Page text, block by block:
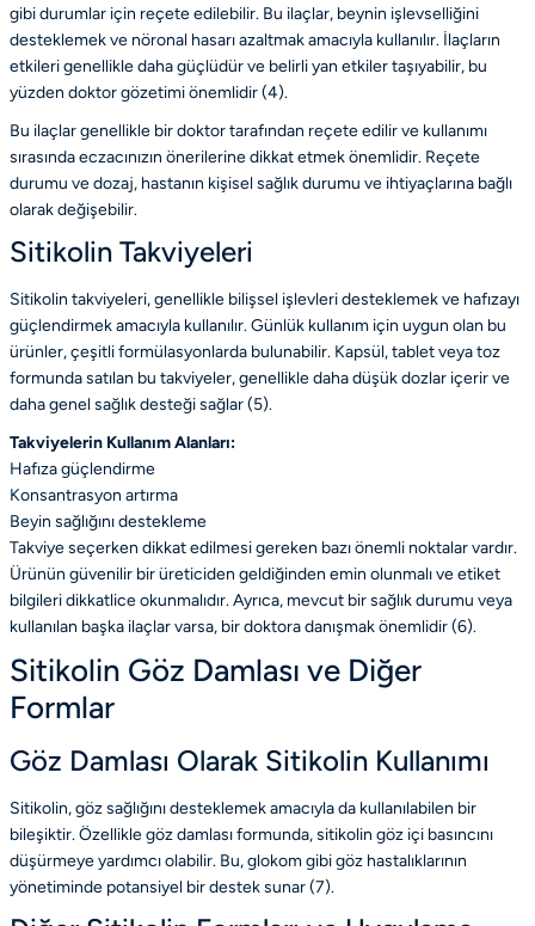
gibi durumlar için reçete edilebilir. Bu ilaçlar, beynin işlevselliğini
desteklemek ve nöronal hasarı azaltmak amacıyla kullanılır. İlaçların
etkileri genellikle daha güçlüdür ve belirli yan etkiler taşıyabilir, bu
yüzden doktor gözetimi önemlidir (4).
Bu ilaçlar genellikle bir doktor tarafından reçete edilir ve kullanımı
sırasında eczacınızın önerilerine dikkat etmek önemlidir. Reçete
durumu ve dozaj, hastanın kişisel sağlık durumu ve ihtiyaçlarına bağlı
olarak değişebilir.
Sitikolin Takviyeleri
Sitikolin takviyeleri, genellikle bilişsel işlevleri desteklemek ve hafızayı
güçlendirmek amacıyla kullanılır. Günlük kullanım için uygun olan bu
ürünler, çeşitli formülasyonlarda bulunabilir. Kapsül, tablet veya toz
formunda satılan bu takviyeler, genellikle daha düşük dozlar içerir ve
daha genel sağlık desteği sağlar (5).
Takviyelerin Kullanım Alanları:
Hafıza güçlendirme
Konsantrasyon artırma
Beyin sağlığını destekleme
Takviye seçerken dikkat edilmesi gereken bazı önemli noktalar vardır.
Ürünün güvenilir bir üreticiden geldiğinden emin olunmalı ve etiket
bilgileri dikkatlice okunmalıdır. Ayrıca, mevcut bir sağlık durumu veya
kullanılan başka ilaçlar varsa, bir doktora danışmak önemlidir (6).
Sitikolin Göz Damlası ve Diğer
Formlar
Göz Damlası Olarak Sitikolin Kullanımı
Sitikolin, göz sağlığını desteklemek amacıyla da kullanılabilen bir
bileşiktir. Özellikle göz damlası formunda, sitikolin göz içi basıncını
düşürmeye yardımcı olabilir. Bu, glokom gibi göz hastalıklarının
yönetiminde potansiyel bir destek sunar (7).